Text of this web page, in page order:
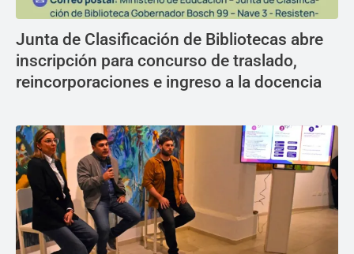
Junta de Clasificación de Bibliotecas abre
inscripción para concurso de traslado,
reincorporaciones e ingreso a la docencia